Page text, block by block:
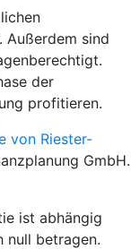
Außerdem sind
der
profitieren.
von Riester-
GmbH.
ist abhängig
null betragen.